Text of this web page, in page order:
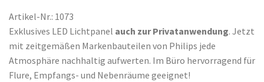
Artikel-Nr.: 1073
Exklusives LED Lichtpanel auch zur Privatanwendung. Jetzt
mit zeitgemäßen Markenbauteilen von Philips jede
Atmosphäre nachhaltig aufwerten. Im Büro hervorragend für
Flure, Empfangs- und Nebenräume geeignet!